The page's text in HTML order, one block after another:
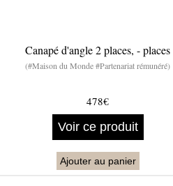
Canapé d'angle 2 places, - places
(#Maison du Monde #Partenariat rémunéré)
478€
Voir ce produit
Ajouter au panier